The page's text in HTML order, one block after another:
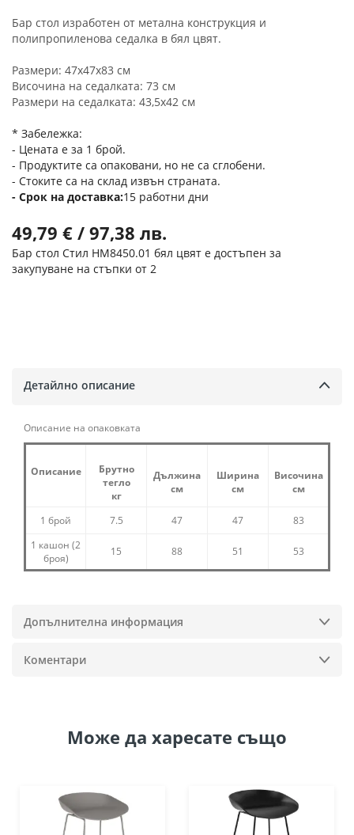
Бар стол изработен от метална конструкция и
полипропиленова седалка в бял цвят.
Размери: 47x47x83 см
Височина на седалката: 73 см
Размери на седалката: 43,5x42 см
* Забележка:
- Цената е за 1 брой.
- Продуктите са опаковани, но не са сглобени.
- Стоките са на склад извън страната.
Срок на доставка 15 работни дни
49,79 € / 97,38 лв.
Бар стол Стил HM8450.01 бял цвят е достъпен за
закупуване на стъпки от 2
снимки
Детайлно описание
Описание на опаковката
Описание
Брутно
тегло
кг
Дължина
см
Ширина
см
Височина
см
1 брой 7.5 47 47
83
1 кашон (2
броя)
15 88 51 53
Допълнителна информация
Коментари
Може да харесате също